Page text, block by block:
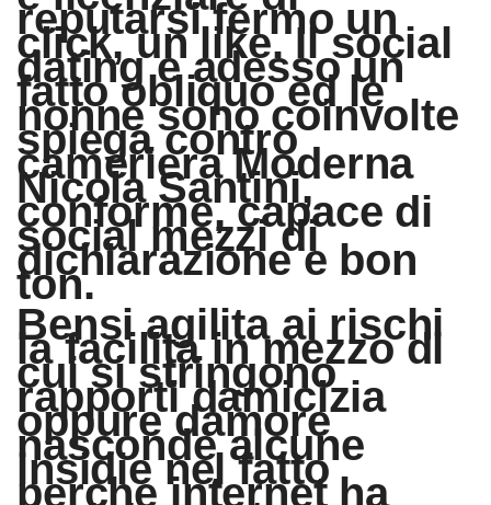
reputarsi fermo un
click, un like. Il social
dating e adesso un
fatto obliquo ed le
nonne sono coinvolte
spiega contro
cameriera Moderna
Nicola Santini,
conforme, capace di
social mezzi di
dichiarazione e bon
ton.
Bensi agilita ai rischi
la facilita in mezzo di
cui si stringono
rapporti damicizia
oppure damore
nasconde alcune
insidie nel fatto
perche internet ha